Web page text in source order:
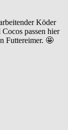
Köder
passen hier
Futtereimer. 🤩